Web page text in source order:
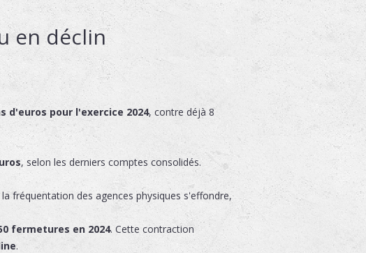
en déclin
d'euros pour l'exercice 2024, contre déjà 8
, selon les derniers comptes consolidés.
la fréquentation des agences physiques s'effondre,
fermetures en 2024. Cette contraction
.